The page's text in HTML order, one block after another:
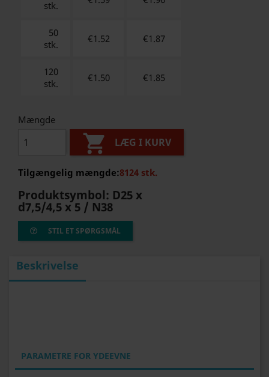
stk.
50
stk.
€1.52 €1.87
120
stk.
€1.50 €1.85
Mængde
 LÆG I KURV
Tilgængelig mængde:8124 stk.
Produktsymbol: D25 x
d7,5/4,5 x 5 / N38
STIL ET SPØRGSMÅL
Beskrivelse
PARAMETRE FOR YDEEVNE